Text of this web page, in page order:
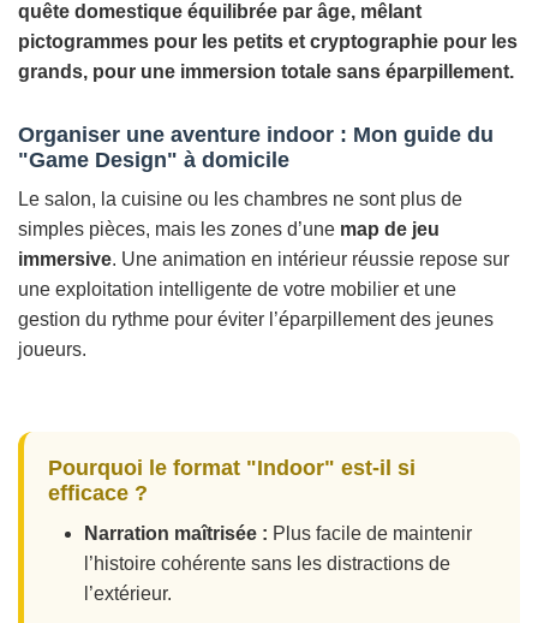
quête domestique équilibrée par âge, mêlant
pictogrammes pour les petits et cryptographie pour les
grands, pour une immersion totale sans éparpillement.
Organiser une aventure indoor : Mon guide du
"Game Design" à domicile
Le salon, la cuisine ou les chambres ne sont plus de
simples pièces, mais les zones d’une map de jeu
immersive. Une animation en intérieur réussie repose sur
une exploitation intelligente de votre mobilier et une
gestion du rythme pour éviter l’éparpillement des jeunes
joueurs.
Pourquoi le format "Indoor" est-il si
efficace ?
Narration maîtrisée : Plus facile de maintenir
l’histoire cohérente sans les distractions de
l’extérieur.